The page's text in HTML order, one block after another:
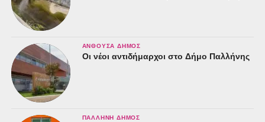
ΑΝΘΟΎΣΑ ΔΉΜΟΣ
Οι νέοι αντιδήμαρχοι στο Δήμο Παλλήνης
ΠΑΛΛΉΝΗ ΔΉΜΟΣ